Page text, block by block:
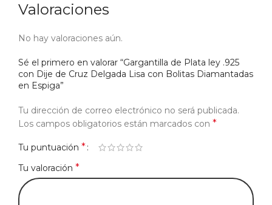
Valoraciones
No hay valoraciones aún.
Sé el primero en valorar “Gargantilla de Plata ley .925
con Dije de Cruz Delgada Lisa con Bolitas Diamantadas
en Espiga”
Tu dirección de correo electrónico no será publicada.
Los campos obligatorios están marcados con *
Tu puntuación *
Tu valoración *